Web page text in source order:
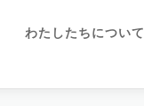
わたしたちについて